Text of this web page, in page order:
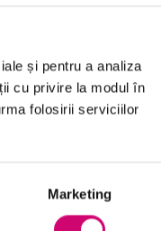
și pentru a analiza
cu privire la modul în
folosirii serviciilor
Marketing
recompenselor
și menținerea